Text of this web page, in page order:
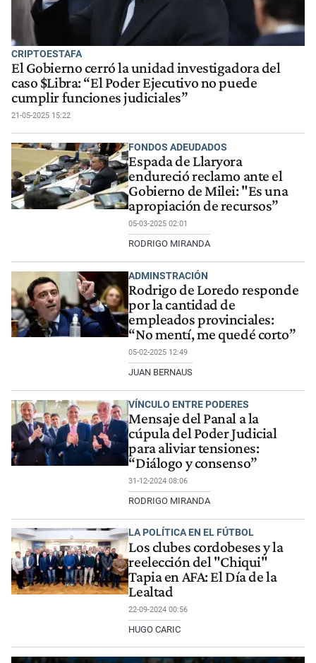
CRIPTOESTAFA
El Gobierno cerró la unidad investigadora del
caso $Libra: “El Poder Ejecutivo no puede
cumplir funciones judiciales”
21-05-2025 15:22
FONDOS ADEUDADOS
Espada de Llaryora
endureció reclamo ante el
Gobierno de Milei: "Es una
apropiación de recursos”
05-03-2025 02:01
RODRIGO MIRANDA
ADMINSTRACIÓN
Rodrigo de Loredo responde
por la cantidad de
empleados provinciales:
“No mentí, me quedé corto”
05-02-2025 12:49
JUAN BERNAUS
VÍNCULO ENTRE PODERES
Mensaje del Panal a la
cúpula del Poder Judicial
para aliviar tensiones:
“Diálogo y consenso”
31-12-2024 08:06
RODRIGO MIRANDA
LA POLÍTICA EN EL FÚTBOL
Los clubes cordobeses y la
reelección del "Chiqui"
Tapia en AFA: El Día de la
Lealtad
22-09-2024 00:56
HUGO CARIC